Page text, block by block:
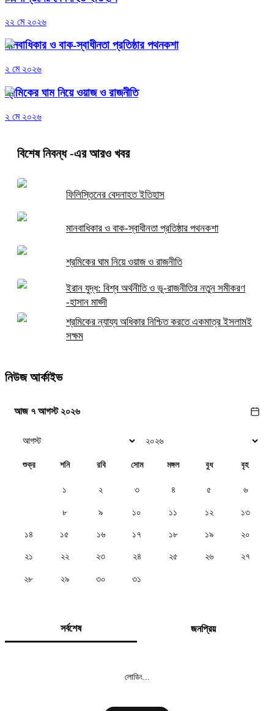
২২ মে ২০২৬
মানবাধিকার ও বাক-স্বাধীনতা প্রতিষ্ঠার পথনকশা
২ মে ২০২৬
শ্রমিকের ঘাম নিয়ে ওয়াজ ও রাজনীতি
২ মে ২০২৬
বিশেষ নিবন্ধ-এর আরও খবর
ফিলিস্তিনের বেদনাহত ইতিহাস
মানবাধিকার ও বাক-স্বাধীনতা প্রতিষ্ঠার পথনকশা
শ্রমিকের ঘাম নিয়ে ওয়াজ ও রাজনীতি
ইরান যুদ্ধ: বিশ্ব অর্থনীতি ও ভূ-রাজনীতির নতুন সমীকরণ
-হাসান মাহ্দী
শ্রমিকের ন্যায্য অধিকার নিশ্চিত করতে একমাত্র ইসলামই
সক্ষম
নিউজ আর্কাইভ
আজ ৭ আগস্ট ২০২৬
শুক্র শনি রবি সোম মঙ্গল বুধ বৃহ
১ ২ ৩ ৪ ৫ ৬
৮ ৯ ১০ ১১ ১২ ১৩
১৪ ১৫ ১৬ ১৭ ১৮ ১৯ ২০
২১ ২২ ২৩ ২৪ ২৫ ২৬ ২৭
২৮ ২৯ ৩০ ৩১
সর্বশেষ জনপ্রিয়
লোডিং...